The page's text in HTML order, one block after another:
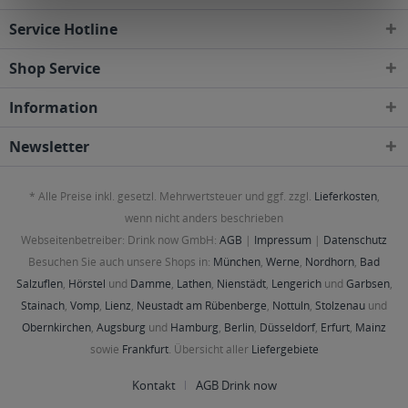
Service Hotline
Shop Service
Information
Newsletter
* Alle Preise inkl. gesetzl. Mehrwertsteuer und ggf. zzgl. Lieferkosten,
wenn nicht anders beschrieben
Webseitenbetreiber: Drink now GmbH: AGB | Impressum | Datenschutz
Besuchen Sie auch unsere Shops in: München, Werne, Nordhorn, Bad
Salzuflen, Hörstel und Damme, Lathen, Nienstädt, Lengerichund Garbsen,
Stainach, Vomp, Lienz, Neustadt am Rübenberge, Nottuln, Stolzenau und
Obernkirchen, Augsburg und Hamburg, Berlin, Düsseldorf, Erfurt, Mainz
sowie Frankfurt. Übersicht aller Liefergebiete
Kontakt AGB Drink now